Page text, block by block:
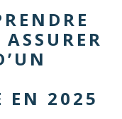
EN 2025